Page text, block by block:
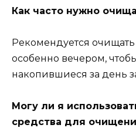
Как часто нужно
Рекомендуется
особенно вечером,
накопившиеся за день
Могу ли я
средства для